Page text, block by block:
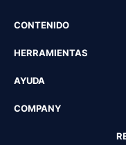
CONTENIDO
HERRAMIENTAS
AYUDA
COMPANY